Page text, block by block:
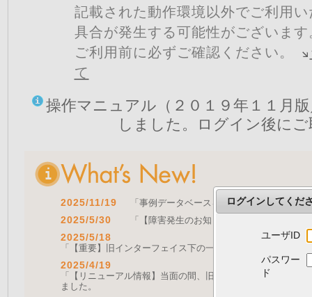
記載された動作環境以外でご利用
具合が発生する可能性がございます
ご利用前に必ずご確認ください。
て
操作マニュアル（２０１９年１１月
しました。ログイン後に
2025/11/19 「事例データベースを公開しました」 をア
2025/5/30 「【障害発生のお知らせ｜復旧済み】Web
2025/5/18
「【重要】旧インターフェイス下の一部機能の停止につい
2025/4/19
「【リニューアル情報】当面の間、旧画面をご利用いただ
ました。
ログインしてくだ
ユーザID
パスワー
ド